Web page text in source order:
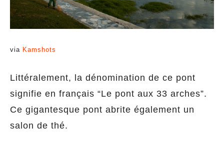
via Kamshots
Littéralement, la dénomination de ce pont
signifie en français “Le pont aux 33 arches”.
Ce gigantesque pont abrite également un
salon de thé.